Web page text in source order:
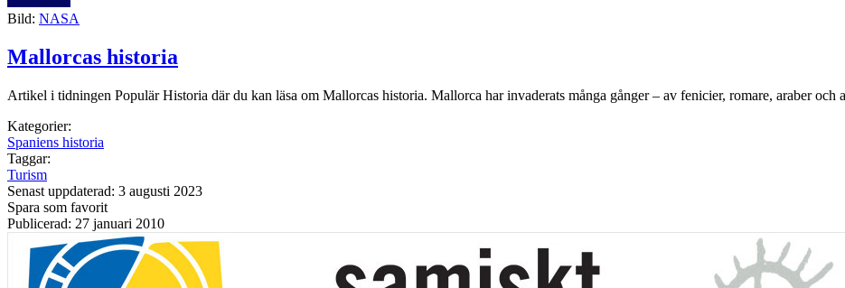
Bild: NASA
Mallorcas historia
Artikel i tidningen Populär Historia där du kan läsa om Mallorcas historia. Mallorca har invaderats många gånger – av fenicier, romare, araber och
Kategorier:
Spaniens historia
Taggar:
Turism
Senast uppdaterad: 3 augusti 2023
Spara som favorit
Publicerad: 27 januari 2010